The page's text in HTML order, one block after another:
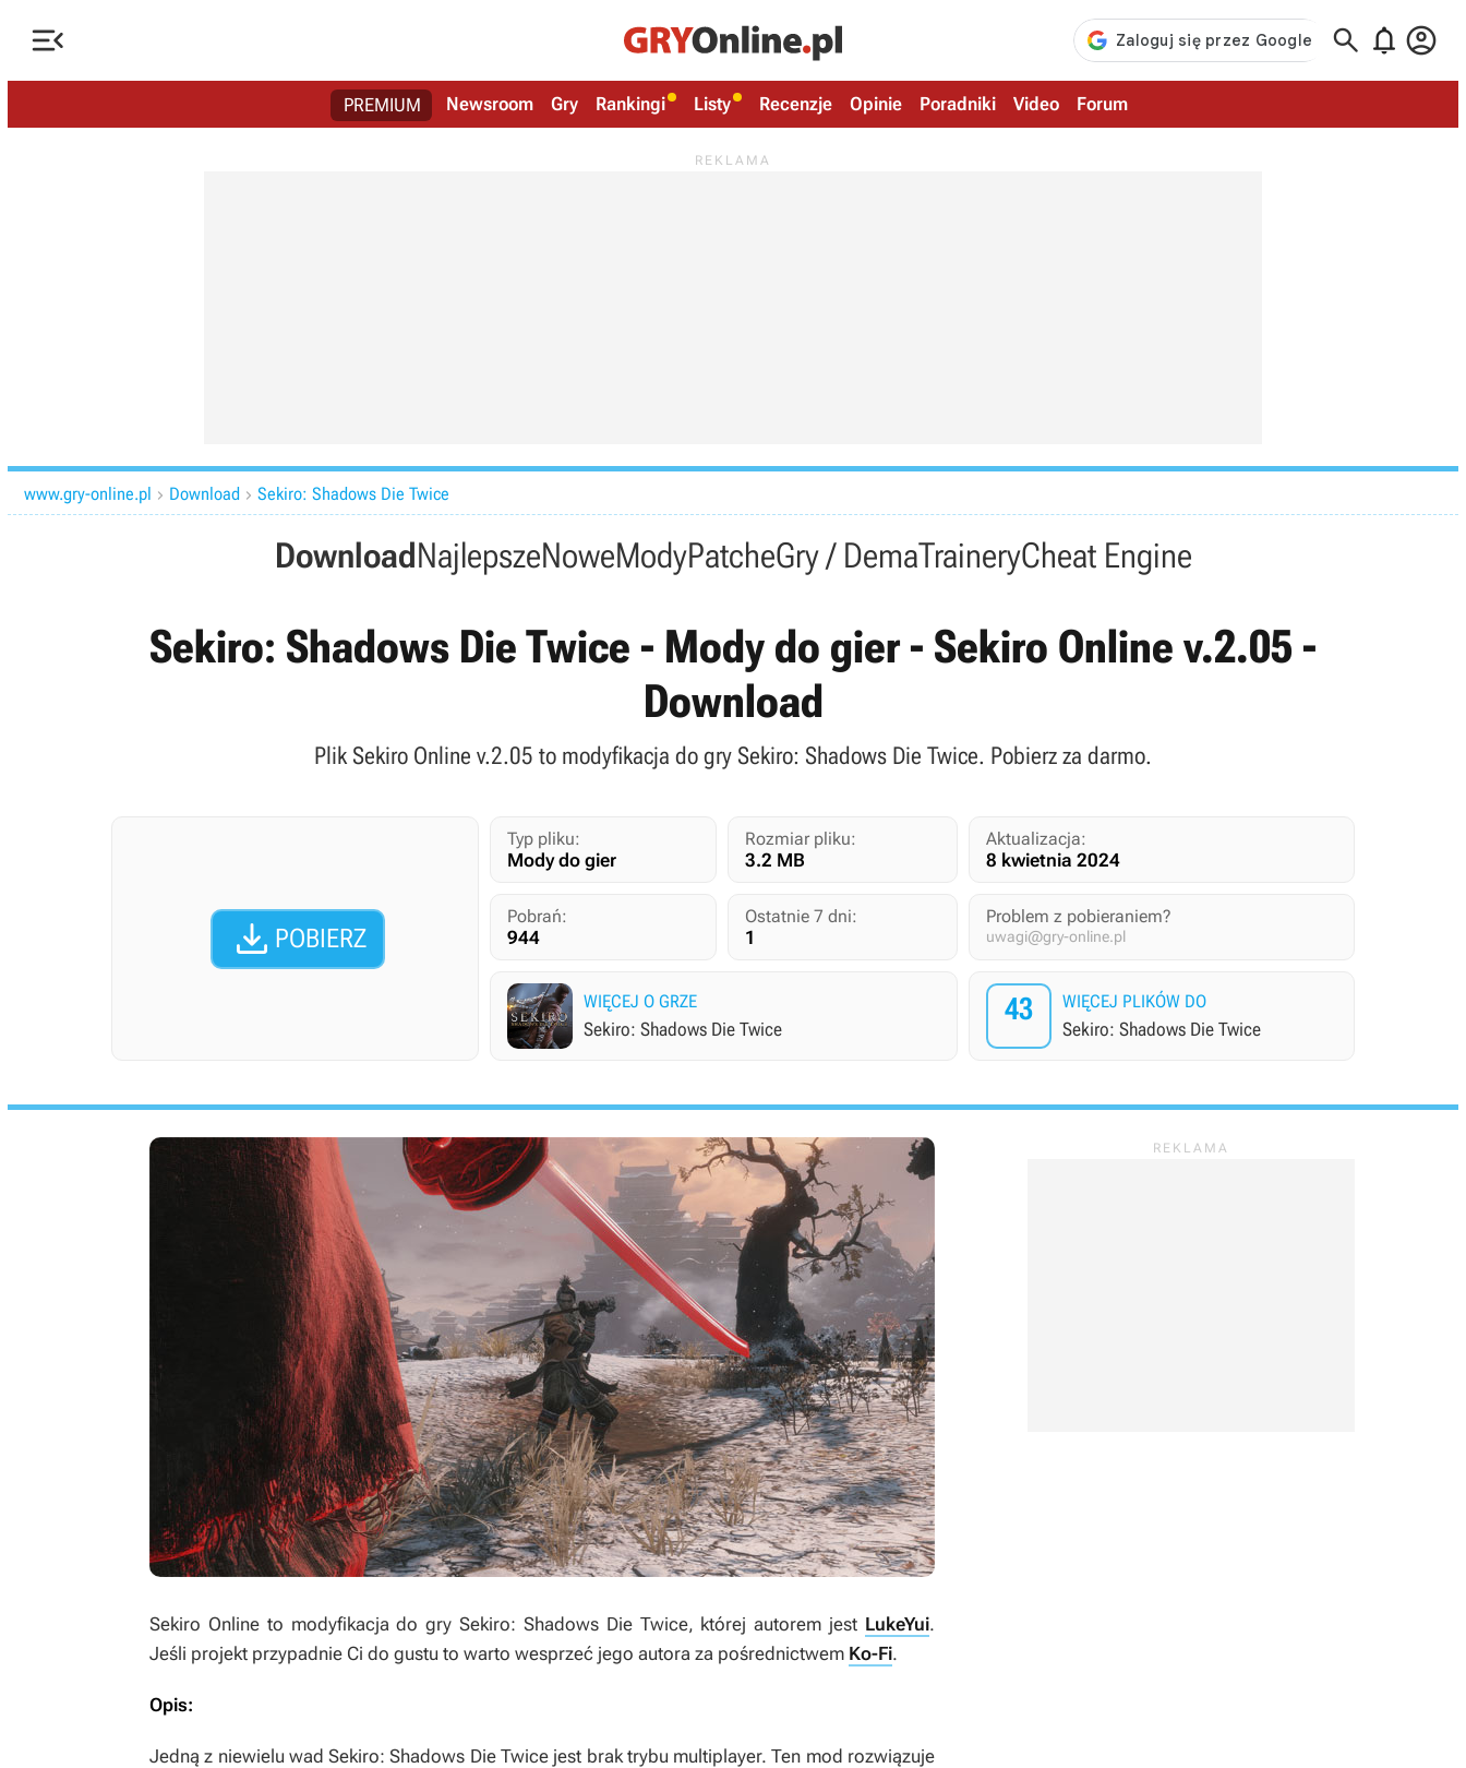
   
PREMIUM Newsroom Gry Rankingi Listy Recenzje Opinie Poradniki Video Forum
www.gry-online.pl  Download  Sekiro: Shadows Die Twice
DownloadNajlepszeNoweModyPatcheGry / DemaTraineryCheat Engine
Sekiro: Shadows Die Twice - Mody do gier - Sekiro Online v.2.05 -
Download
Plik Sekiro Online v.2.05 to modyfikacja do gry Sekiro: Shadows Die Twice. Pobierz za darmo.
 POBIERZ
Typ pliku:
Mody do gier
Rozmiar pliku:
3.2 MB
Aktualizacja:
8 kwietnia 2024
Pobrań:
944
Ostatnie 7 dni:
1
Problem z pobieraniem?
uwagi@gry-online.pl
WIĘCEJ O GRZE
Sekiro: Shadows Die Twice
43 WIĘCEJ PLIKÓW DO
Sekiro: Shadows Die Twice
Sekiro Online to modyfikacja do grySekiro: Shadows Die Twice, której autorem jest LukeYui.
Jeśli projekt przypadnie Ci do gustu to warto wesprzeć jego autora za pośrednictwem Ko-Fi.
Opis:
Jedną z niewielu wadSekiro: Shadows Die Twice jest brak trybu multiplayer. Ten mod rozwiązuje